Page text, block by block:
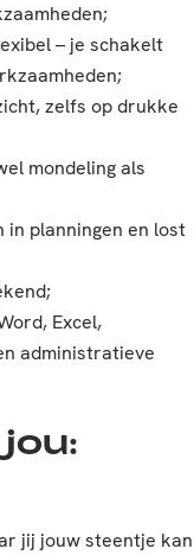
– je schakelt
zelfs op drukke
mondeling als
planningen en lost
Excel,
administratieve
jij jouw steentje kan